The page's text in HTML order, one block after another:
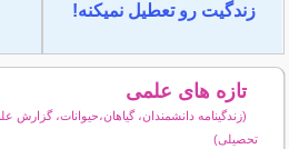
زندگیت رو تعطیل نمیکنه!
تازه های علمی
(زندگینامه دانشمندان، گیاهان،حیوانات، گزارش
تحصیلی)